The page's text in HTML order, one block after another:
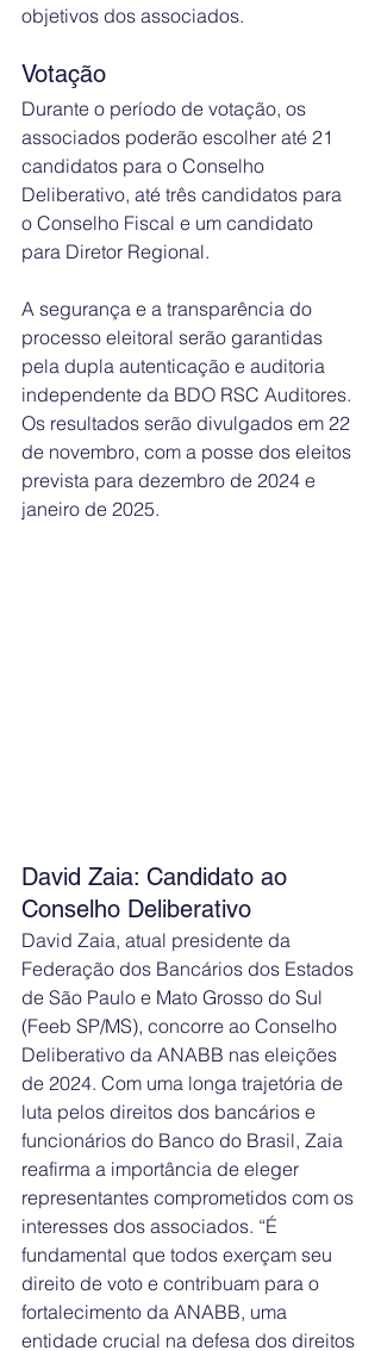
objetivos dos associados.
Votação
Durante o período de votação, os
associados poderão escolher até 21
candidatos para o Conselho
Deliberativo, até três candidatos para
o Conselho Fiscal e um candidato
para Diretor Regional.
A segurança e a transparência do
processo eleitoral serão garantidas
pela dupla autenticação e auditoria
independente da BDO RSC Auditores.
Os resultados serão divulgados em 22
de novembro, com a posse dos eleitos
prevista para dezembro de 2024 e
janeiro de 2025.
David Zaia: Candidato ao
Conselho Deliberativo
David Zaia, atual presidente da
Federação dos Bancários dos Estados
de São Paulo e Mato Grosso do Sul
(Feeb SP/MS), concorre ao Conselho
Deliberativo da ANABB nas eleições
de 2024. Com uma longa trajetória de
luta pelos direitos dos bancários e
funcionários do Banco do Brasil, Zaia
reafirma a importância de eleger
representantes comprometidos com os
interesses dos associados. “É
fundamental que todos exerçam seu
direito de voto e contribuam para o
fortalecimento da ANABB, uma
entidade crucial na defesa dos direitos